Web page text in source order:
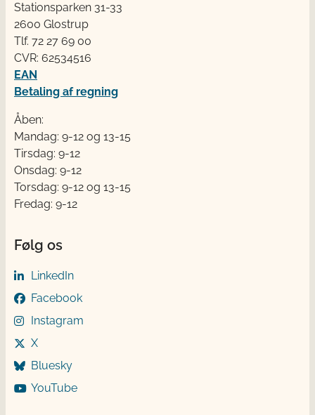
Stationsparken 31-33
2600 Glostrup
Tlf. 72 2​​​7 69 00
CVR: 62534516
EAN
Betaling af regning
Åben:
Mandag: 9-12 og 13-15
Tirsdag: 9-12
Onsdag: 9-12
Torsdag: 9-12 og 13-15
Fredag: 9-12
Følg os
LinkedIn
Facebook
Instagram
X
Bluesky
YouTube